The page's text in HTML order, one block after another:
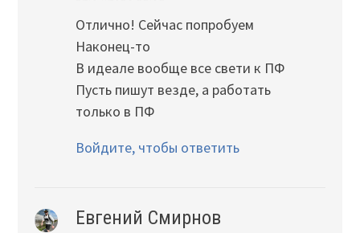
Отлично! Сейчас попробуем
Наконец-то
В идеале вообще все свети к ПФ
Пусть пишут везде, а работать
только в ПФ
Войдите, чтобы ответить
Евгений Смирнов